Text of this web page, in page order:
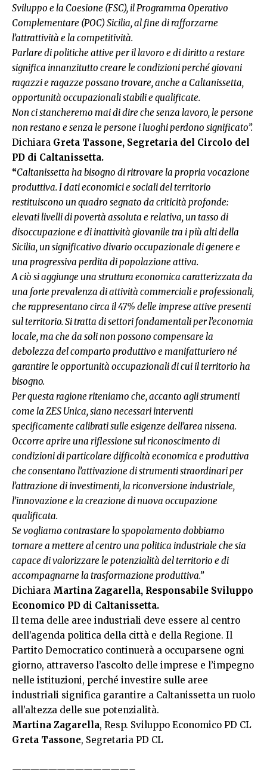
Sviluppo e la Coesione (FSC), il Programma Operativo
Complementare (POC) Sicilia, al fine di rafforzarne
l’attrattività e la competitività.
Parlare di politiche attive per il lavoro e di diritto a restare
significa innanzitutto creare le condizioni perché giovani
ragazzi e ragazze possano trovare, anche a Caltanissetta,
opportunità occupazionali stabili e qualificate.
Non ci stancheremo mai di dire che senza lavoro, le persone
non restano e senza le persone i luoghi perdono significato”.
Dichiara Greta Tassone, Segretaria del Circolo del
PD di Caltanissetta.
“Caltanissetta ha bisogno di ritrovare la propria vocazione
produttiva. I dati economici e sociali del territorio
restituiscono un quadro segnato da criticità profonde:
elevati livelli di povertà assoluta e relativa, un tasso di
disoccupazione e di inattività giovanile tra i più alti della
Sicilia, un significativo divario occupazionale di genere e
una progressiva perdita di popolazione attiva.
A ciò si aggiunge una struttura economica caratterizzata da
una forte prevalenza di attività commerciali e professionali,
che rappresentano circa il 47% delle imprese attive presenti
sul territorio. Si tratta di settori fondamentali per l’economia
locale, ma che da soli non possono compensare la
debolezza del comparto produttivo e manifatturiero né
garantire le opportunità occupazionali di cui il territorio ha
bisogno.
Per questa ragione riteniamo che, accanto agli strumenti
come la ZES Unica, siano necessari interventi
specificamente calibrati sulle esigenze dell’area nissena.
Occorre aprire una riflessione sul riconoscimento di
condizioni di particolare difficoltà economica e produttiva
che consentano l’attivazione di strumenti straordinari per
l’attrazione di investimenti, la riconversione industriale,
l’innovazione e la creazione di nuova occupazione
qualificata.
Se vogliamo contrastare lo spopolamento dobbiamo
tornare a mettere al centro una politica industriale che sia
capace di valorizzare le potenzialità del territorio e di
accompagnarne la trasformazione produttiva.”
Dichiara Martina Zagarella, Responsabile Sviluppo
Economico PD di Caltanissetta.
Il tema delle aree industriali deve essere al centro
dell’agenda politica della città e della Regione. Il
Partito Democratico continuerà a occuparsene ogni
giorno, attraverso l’ascolto delle imprese e l’impegno
nelle istituzioni, perché investire sulle aree
industriali significa garantire a Caltanissetta un ruolo
all’altezza delle sue potenzialità.
Martina Zagarella, Resp. Sviluppo Economico PD CL
Greta Tassone, Segretaria PD CL
—————————————–